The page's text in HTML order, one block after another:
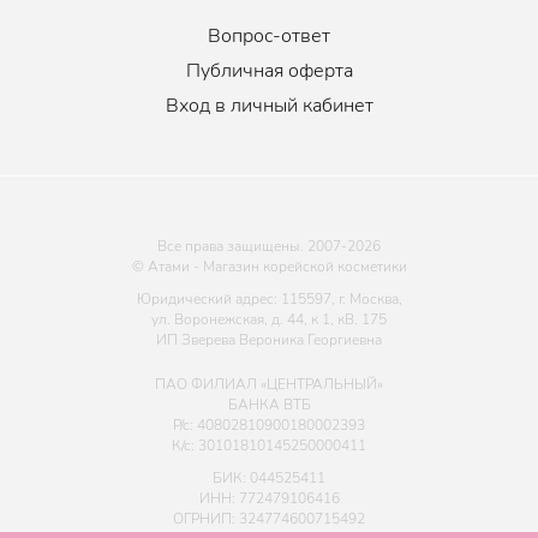
Вопрос-ответ
Публичная оферта
Вход в личный кабинет
Все права защищены. 2007-2026
© Атами - Магазин корейской косметики
Юридический адрес: 115597, г. Москва,
ул. Воронежская, д. 44, к 1, кВ. 175
ИП Зверева Вероника Георгиевна
ПАО ФИЛИАЛ «ЦЕНТРАЛЬНЫЙ»
БАНКА ВТБ
Р/с: 40802810900180002393
К/с: 30101810145250000411
БИК: 044525411
ИНН: 772479106416
ОГРНИП: 324774600715492